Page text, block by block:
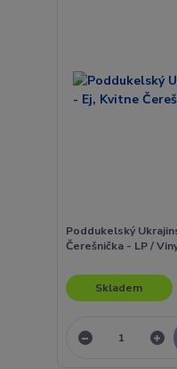
Poddukelský
Čerešnička - LP /
Skladem